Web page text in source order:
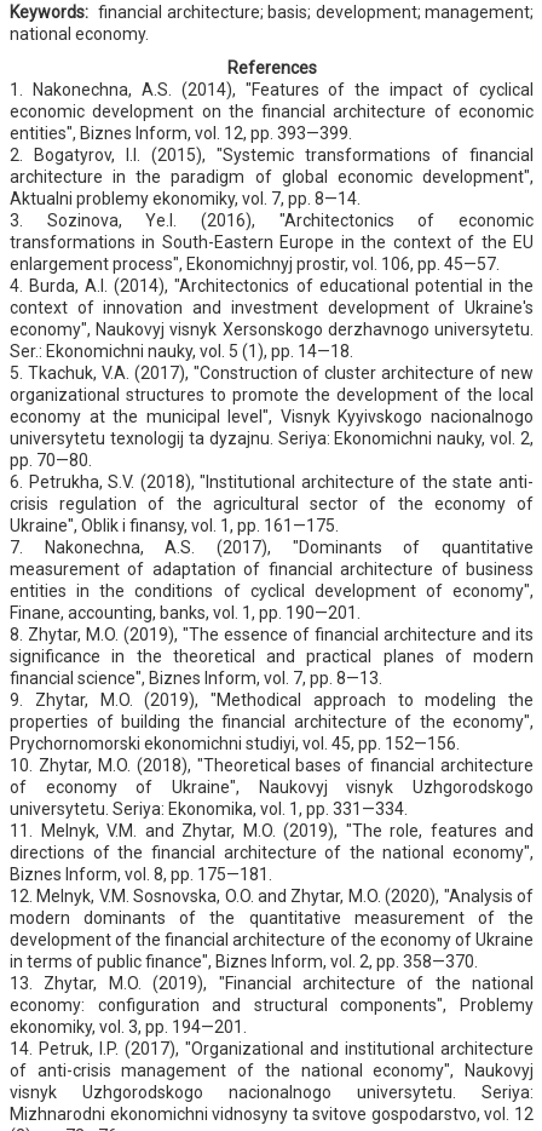
Keywords: financial architecture; basis; development; management;
national economy.
References
1. Nakonechna, A.S. (2014), "Features of the impact of cyclical
economic development on the financial architecture of economic
entities", Biznes Inform, vol. 12, pp. 393—399.
2. Bogatyrov, I.I. (2015), "Systemic transformations of financial
architecture in the paradigm of global economic development",
Aktualni problemy ekonomiky, vol. 7, pp. 8—14.
3. Sozinova, Ye.I. (2016), "Architectonics of economic
transformations in South-Eastern Europe in the context of the EU
enlargement process", Ekonomichnyj prostir, vol. 106, pp. 45—57.
4. Burda, A.I. (2014), "Architectonics of educational potential in the
context of innovation and investment development of Ukraine's
economy", Naukovyj visnyk Xersonskogo derzhavnogo universytetu.
Ser.: Ekonomichni nauky, vol. 5 (1), pp. 14—18.
5. Tkachuk, V.A. (2017), "Construction of cluster architecture of new
organizational structures to promote the development of the local
economy at the municipal level", Visnyk Kyyivskogo nacionalnogo
universytetu texnologij ta dyzajnu. Seriya: Ekonomichni nauky, vol. 2,
pp. 70—80.
6. Petrukha, S.V. (2018), "Institutional architecture of the state anti-
crisis regulation of the agricultural sector of the economy of
Ukraine", Oblik i finansy, vol. 1, pp. 161—175.
7. Nakonechna, A.S. (2017), "Dominants of quantitative
measurement of adaptation of financial architecture of business
entities in the conditions of cyclical development of economy",
Finane, accounting, banks, vol. 1, pp. 190—201.
8. Zhytar, M.O. (2019), "The essence of financial architecture and its
significance in the theoretical and practical planes of modern
financial science", Biznes Inform, vol. 7, pp. 8—13.
9. Zhytar, M.O. (2019), "Methodical approach to modeling the
properties of building the financial architecture of the economy",
Prychornomorski ekonomichni studiyi, vol. 45, pp. 152—156.
10. Zhytar, M.O. (2018), "Theoretical bases of financial architecture
of economy of Ukraine", Naukovyj visnyk Uzhgorodskogo
universytetu. Seriya: Ekonomika, vol. 1, pp. 331—334.
11. Melnyk, V.M. and Zhytar, M.O. (2019), "The role, features and
directions of the financial architecture of the national economy",
Biznes Inform, vol. 8, pp. 175—181.
12. Melnyk, V.M. Sosnovska, O.O. and Zhytar, M.O. (2020), "Analysis of
modern dominants of the quantitative measurement of the
development of the financial architecture of the economy of Ukraine
in terms of public finance", Biznes Inform, vol. 2, pp. 358—370.
13. Zhytar, M.O. (2019), "Financial architecture of the national
economy: configuration and structural components", Problemy
ekonomiky, vol. 3, pp. 194—201.
14. Petruk, I.P. (2017), "Organizational and institutional architecture
of anti-crisis management of the national economy", Naukovyj
visnyk Uzhgorodskogo nacionalnogo universytetu. Seriya:
Mizhnarodni ekonomichni vidnosyny ta svitove gospodarstvo, vol. 12